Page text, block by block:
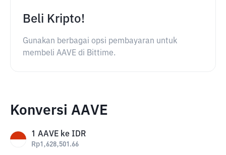
Beli Kripto!
Gunakan berbagai opsi pembayaran untuk
membeli AAVE di Bittime.
Konversi AAVE
1 AAVE ke IDR
Rp1,628,501.66